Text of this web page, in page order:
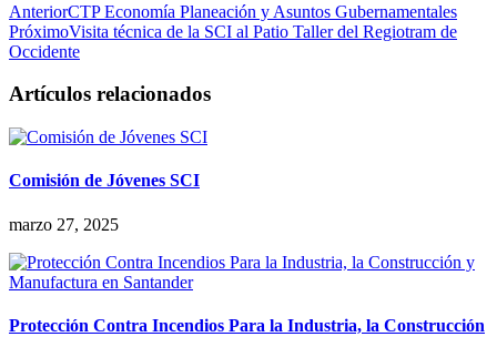
AnteriorCTP Economía Planeación y Asuntos Gubernamentales
PróximoVisita técnica de la SCI al Patio Taller del Regiotram de
Occidente
Artículos relacionados
Comisión de Jóvenes SCI
marzo 27, 2025
Protección Contra Incendios Para la Industria, la Construcción